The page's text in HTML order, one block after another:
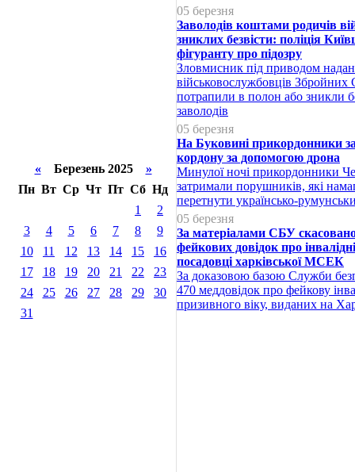
«Березень 2025 »
Пн Вт Ср Чт Пт Сб Нд
1
2
3
4 5 6 7 8
9
10
11 12 13 14 15
16
17
18 19 20 21 22
23
24
25 26 27 28 29
30
31
05 березня
Заволодів коштами родичів
зниклих безвісти: поліція
фігуранту про підозру
Зловмисник під приводом
військовослужбовців Збройних
потрапили в полон або зникли
заволодів
05 березня
На Буковині прикордонники
кордону за допомогою дрона
Минулої ночі прикордонники
затримали порушників, які
перетнути українсько-
05 березня
За матеріалами СБУ
фейкових довідок про
посадовці харківської МСЕК
За доказовою базою Служби
470 меддовідок про фейкову
призивного віку, виданих на